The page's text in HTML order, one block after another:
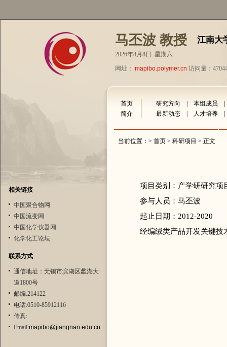
马丕波 教授 江南大
2026年8月8日 星期六
网址： mapibo.polymer.cn 访问量：
相关链接
中国聚合物网
中国流变网
中国化学仪器网
化学化工论坛
联系方式
通信地址：无锡市滨湖区蠡湖大
道1800号
邮编:214122
电话:0510-85912116
传真:
Email:mapibo@jiangnan.edu.cn
首页 研究方向 本组成员
简介
最新动态 人才培养
当前位置：> 首页 > 科研项目 > 正文
项目类别：产学研研究项
参与人员：马丕波
起止日期：2012-2020
经编绒类产品开发关键技